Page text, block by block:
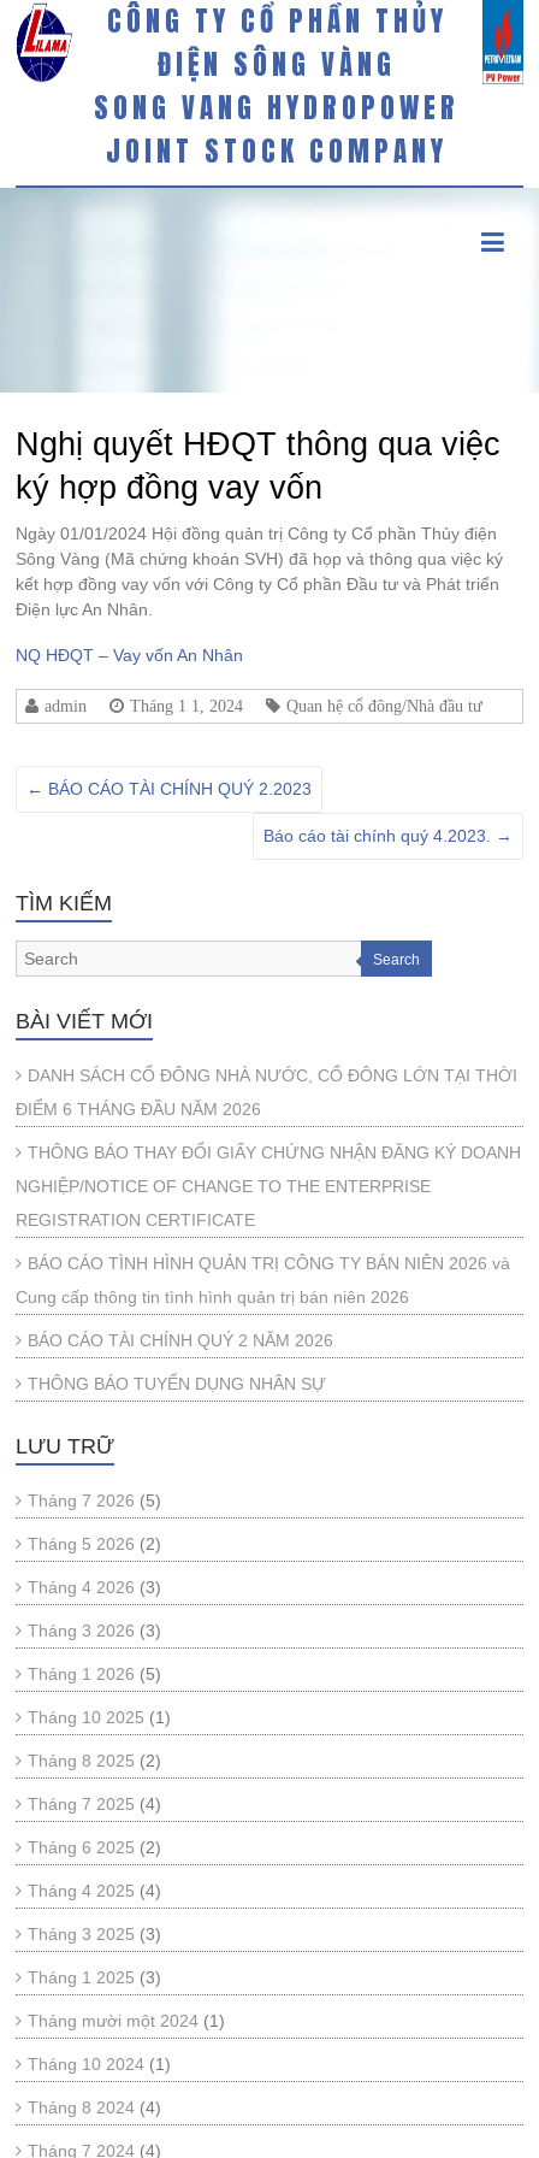
CÔNG TY CỔ PHẦN THỦY
ĐIỆN SÔNG VÀNG
SONG VANG HYDROPOWER
JOINT STOCK COMPANY
Nghị quyết HĐQT thông qua việc
ký hợp đồng vay vốn
Ngày 01/01/2024 Hội đồng quản trị Công ty Cổ phần Thủy điện
Sông Vàng (Mã chứng khoán SVH) đã họp và thông qua việc ký
kết hợp đồng vay vốn với Công ty Cổ phần Đầu tư và Phát triển
Điện lực An Nhân.
NQ HĐQT – Vay vốn An Nhân
admin Tháng 1 1, 2024 Quan hệ cổ đông/Nhà đầu tư
← BÁO CÁO TÀI CHÍNH QUÝ 2.2023
Báo cáo tài chính quý 4.2023. →
TÌM KIẾM
Search
BÀI VIẾT MỚI
DANH SÁCH CỔ ĐÔNG NHÀ NƯỚC, CỔ ĐÔNG LỚN TẠI THỜI
ĐIỂM 6 THÁNG ĐẦU NĂM 2026
THÔNG BÁO THAY ĐỔI GIẤY CHỨNG NHẬN ĐĂNG KÝ DOANH
NGHIỆP/NOTICE OF CHANGE TO THE ENTERPRISE
REGISTRATION CERTIFICATE
BÁO CÁO TÌNH HÌNH QUẢN TRỊ CÔNG TY BÁN NIÊN 2026 và
Cung cấp thông tin tình hình quản trị bán niên 2026
BÁO CÁO TÀI CHÍNH QUÝ 2 NĂM 2026
THÔNG BÁO TUYỂN DỤNG NHÂN SỰ
LƯU TRỮ
Tháng 7 2026 (5)
Tháng 5 2026 (2)
Tháng 4 2026 (3)
Tháng 3 2026 (3)
Tháng 1 2026 (5)
Tháng 10 2025 (1)
Tháng 8 2025 (2)
Tháng 7 2025 (4)
Tháng 6 2025 (2)
Tháng 4 2025 (4)
Tháng 3 2025 (3)
Tháng 1 2025 (3)
Tháng mười một 2024 (1)
Tháng 10 2024 (1)
Tháng 8 2024 (4)
Tháng 7 2024 (4)